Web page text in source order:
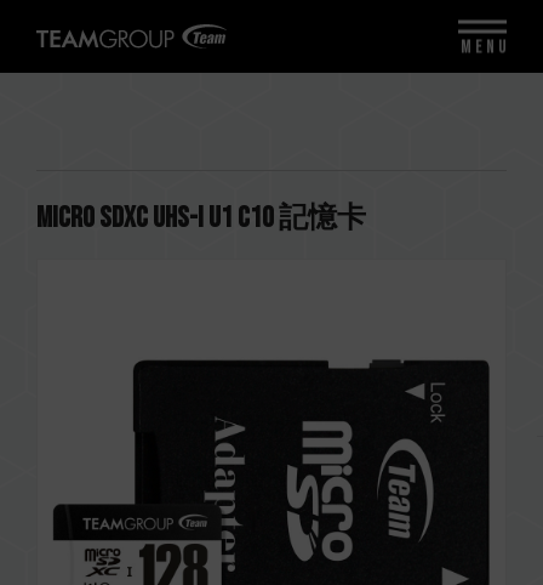
Micro SDXC UHS-I U1 C10 記憶卡
MENU